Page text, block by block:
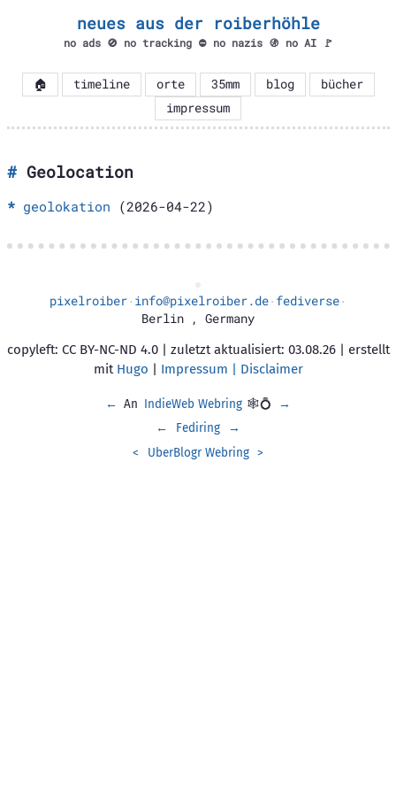
neues aus der roiberhöhle
no ads 🚫 no tracking ⛔ no nazis 🚯 no AI 🚩
🏠 timeline orte 35mm blog
bücher
impressum
Geolocation
geolokation (2026-04-22)
pixelroiber· info@pixelroiber.de· fediverse·
Berlin , Germany
copyleft: CC BY-NC-ND 4.0 | zuletzt aktualisiert: 03.08.26 | erstellt
mit Hugo | Impressum | Disclaimer
← An IndieWeb Webring 🕸💍
→
←
Fediring
→
<
UberBlogr Webring >